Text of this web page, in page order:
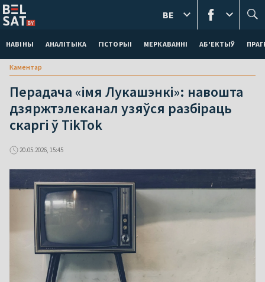
НАВІНЫ АНАЛІТЫКА ГІСТОРЫІ МЕРКАВАННI АБ'ЕКТЫЎ
BE
Каментар
Перадача «імя Лукашэнкі»: навошта
дзяржтэлеканал узяўся разбіраць
скаргі ў TikTok
20.05.2026, 15:45